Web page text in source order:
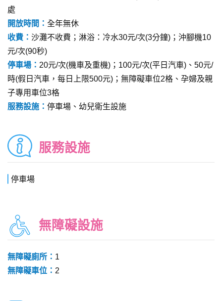
處
開放時間： 全年無休
收費： 沙灘不收費；淋浴：冷水30元/次(3分鐘)；沖腳機10
元/次(90秒)
停車場： 20元/次(機車及重機)；100元/次(平日汽車)、50元/
時(假日汽車，每日上限500元)；無障礙車位2格、孕婦及親
子專用車位3格
服務設施： 停車場、幼兒衛生設施
服務設施
停車場
無障礙設施
無障礙廁所： 1
無障礙車位： 2